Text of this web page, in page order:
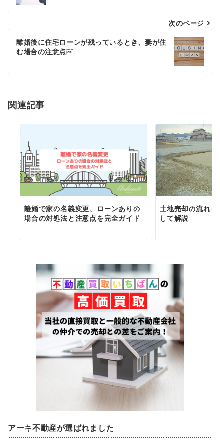
ナ
ビ
ゲ
シ
ン
次のページ
離婚後に住宅ローンが残っているとき、妻が住
む場合の注意点￼
関連記事
離婚で家の名義変更、ローンありの
場合の対処法と注意点を完全ガイド
土地売却の流れ
して解説
アーキ不動産が選ばれました